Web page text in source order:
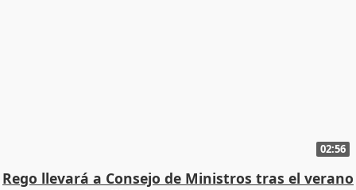
02:56
Rego llevará a Consejo de Ministros tras el verano